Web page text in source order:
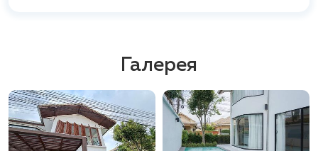
популярный Muay Thai-стадион, Парк камней и
крокодилов. Для семейного отдыха и любителей
природы здесь есть такие места, как Пантеон
Сатори — статуя Будды на горе Южная Паттайя,
Ботанический сад Нонг Нуч, мини-Сиам и
Санктуарий Истины. Все эти интересные места
Галерея